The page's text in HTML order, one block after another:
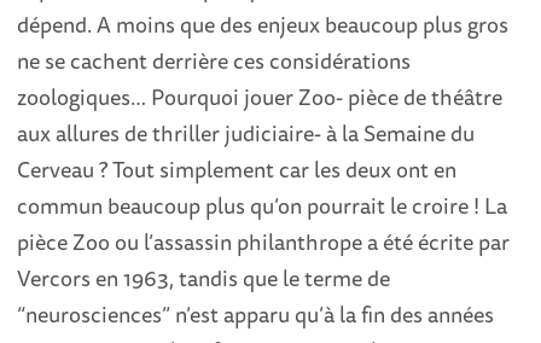
dépend. A moins que des enjeux beaucoup plus gros
ne se cachent derrière ces considérations
zoologiques… Pourquoi jouer Zoo- pièce de théâtre
aux allures de thriller judiciaire- à la Semaine du
Cerveau ? Tout simplement car les deux ont en
commun beaucoup plus qu’on pourrait le croire ! La
pièce Zoo ou l’assassin philanthrope a été écrite par
Vercors en 1963, tandis que le terme de
“neurosciences” n’est apparu qu’à la fin des années